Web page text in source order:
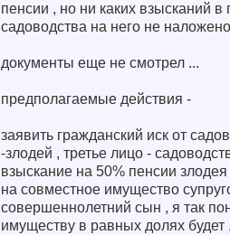
пенсии , но ни каких взысканий в
садоводства на него не наложено
документы еще не смотрел ...
предполагаемые действия -
заявить гражданский иск от
-злодей , третье лицо -
взыскание на 50% пенсии
на совместное имущество
совершеннолетний сын , я так
имуществу в равных долях будет